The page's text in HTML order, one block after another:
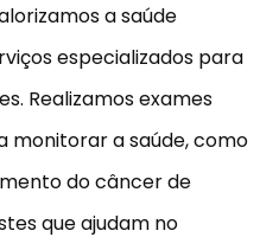
a saúde
especializados para
Realizamos exames
monitorar a saúde, como
do câncer de
que ajudam no